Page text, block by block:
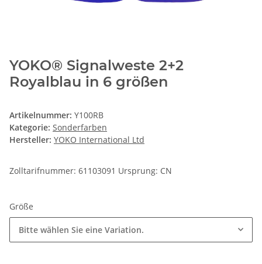
YOKO® Signalweste 2+2
Royalblau in 6 größen
Artikelnummer: Y100RB
Kategorie: Sonderfarben
Hersteller: YOKO International Ltd
Zolltarifnummer: 61103091 Ursprung: CN
Größe
Bitte wählen Sie eine Variation.